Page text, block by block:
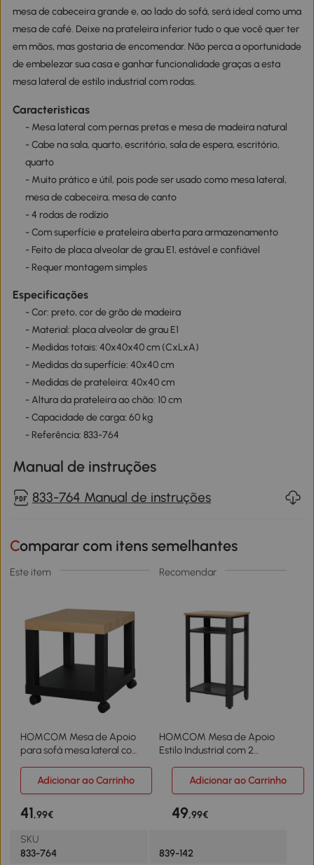
mesa de cabeceira grande e, ao lado do sofá, será ideal como uma
mesa de café. Deixe na prateleira inferior tudo o que você quer ter
em mãos, mas gostaria de encomendar. Não perca a oportunidade
de embelezar sua casa e ganhar funcionalidade graças a esta
mesa lateral de estilo industrial com rodas.
Caracteristicas
- Mesa lateral com pernas pretas e mesa de madeira natural
- Cabe na sala, quarto, escritório, sala de espera, escritório,
quarto
- Muito prático e útil, pois pode ser usado como mesa lateral,
mesa de cabeceira, mesa de canto
- 4 rodas de rodízio
- Com superfície e prateleira aberta para armazenamento
- Feito de placa alveolar de grau E1, estável e confiável
- Requer montagem simples
Especificações
- Cor: preto, cor de grão de madeira
- Material: placa alveolar de grau E1
- Medidas totais: 40x40x40 cm (CxLxA)
- Medidas da superfície: 40x40 cm
- Medidas de prateleira: 40x40 cm
- Altura da prateleira ao chão: 10 cm
- Capacidade de carga: 60 kg
- Referência: 833-764
Manual de instruções
833-764 Manual de instruções
Comparar com itens semelhantes
Este item Recomendar
HOMCOM Mesa de Apoio
para sofá mesa lateral com
40x40x40 Preto e Madeira
HOMCOM Mesa de Apoio
Estilo Industrial com 2
Metal e Pés Ajustáveis
45x35x75cm Carvalho e
Adicionar ao Carrinho Adicionar ao Carrinho
41,99€ 49,99€
SKU
833-764
839-142